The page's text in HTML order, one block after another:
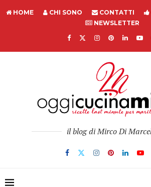
HOME CHI SONO CONTATTI
NEWSLETTER
il blog di Mirco Di